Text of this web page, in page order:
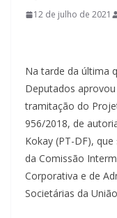
12 de julho de 2021
Na tarde da última
Deputados
tramitação do
956/2018, de
Kokay (PT-DF),
da Comissão
Corporativa e de
Societárias da